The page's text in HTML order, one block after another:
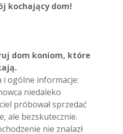
kochający dom!
dom koniom, które
ogólne informacje:
niedaleko
próbował sprzedać
ale bezskutecznie.
nie znalazł